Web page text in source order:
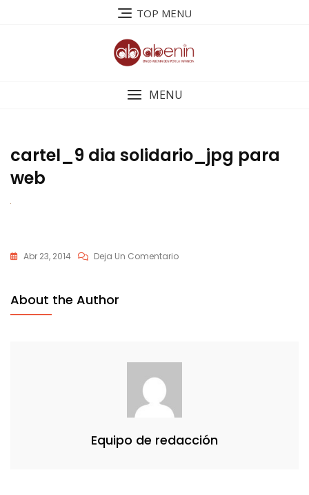
TOP MENU
MENU
cartel_9 dia solidario_jpg para
web
Abr 23, 2014 Deja Un ComentarioEn
About the Author
Equipo de redacción